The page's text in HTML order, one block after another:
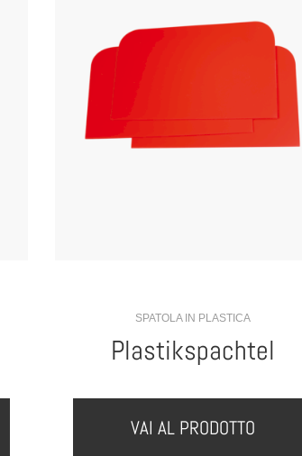
SPATOLA IN PLASTICA
Plastikspachtel
VAI AL PRODOTTO